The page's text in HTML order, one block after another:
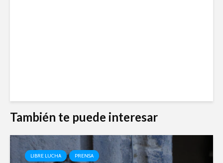
También te puede interesar
LIBRE LUCHA PRENSA